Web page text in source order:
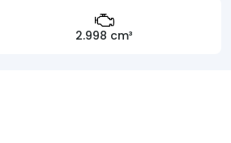
2.998 cm³